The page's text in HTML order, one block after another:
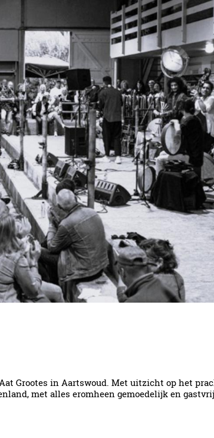
Grootes in Aartswoud. Met uitzicht op het
met alles eromheen gemoedelijk en